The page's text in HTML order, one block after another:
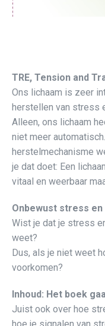
TRE, Tension and
Ons lichaam is zeer
herstellen van stress
Alleen, ons lichaam
niet meer
herstelmechanisme
je dat doet: Een
vitaal en weerbaar
Onbewust stress
Wist je dat je stress
weet?
Dus, als je niet weet
voorkomen?
Inhoud: Het boek
Juist ook over hoe